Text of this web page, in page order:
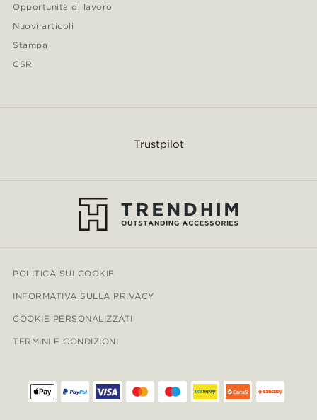
Opportunità di lavoro
Nuovi articoli
Stampa
CSR
Trustpilot
POLITICA SUI COOKIE
INFORMATIVA SULLA PRIVACY
COOKIE PERSONALIZZATI
TERMINI E CONDIZIONI